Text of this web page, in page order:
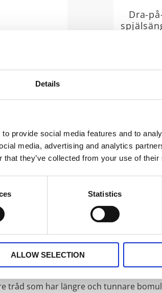
Details
provide social media features and to
media, advertising and analytics
they’ve collected from your use of
Statistics
ALLOW SELECTION
Dra-
gör att
underlakan och dem smidiga dra-på
uppfyller höga
per kvadrattum i ett tyg. Trådtäthet
tråd som har längre och tunnare